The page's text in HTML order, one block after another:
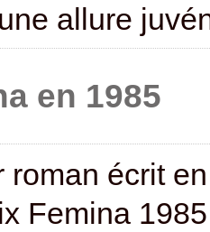
allure
en 1985
roman écrit
Femina